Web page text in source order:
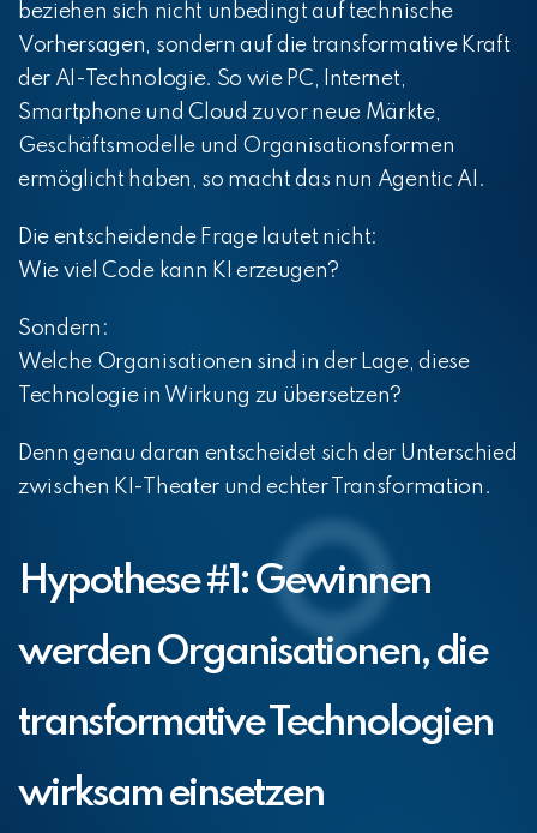
beziehen sich nicht unbedingt auf technische
Vorhersagen, sondern auf die transformative Kraft
der AI-Technologie. So wie PC, Internet,
Smartphone und Cloud zuvor neue Märkte,
Geschäftsmodelle und Organisationsformen
ermöglicht haben, so macht das nun Agentic AI.
Die entscheidende Frage lautet nicht:
Wie viel Code kann KI erzeugen?
Sondern:
Welche Organisationen sind in der Lage, diese
Technologie in Wirkung zu übersetzen?
Denn genau daran entscheidet sich der Unterschied
zwischen KI-Theater und echter Transformation.
Hypothese #1: Gewinnen
werden Organisationen, die
transformative Technologien
wirksam einsetzen